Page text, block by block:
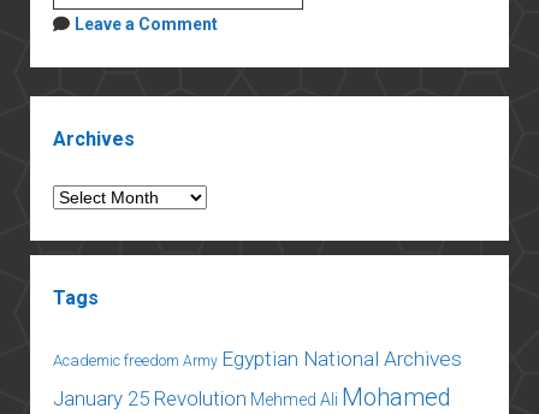
الدولة
Leave a Comment
Archives
Archives
Tags
Academic freedom Army Egyptian National Archives
January 25 Revolution Mehmed Ali Mohamed